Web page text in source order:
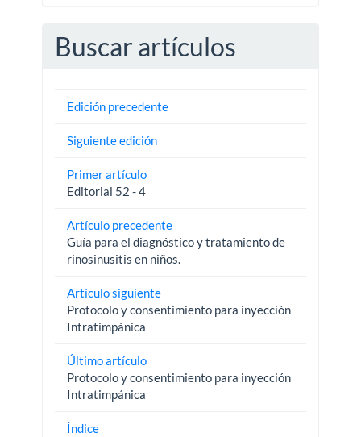
Buscar artículos
Edición precedente
Siguiente edición
Primer artículo
Editorial 52 - 4
Artículo precedente
Guía para el diagnóstico y tratamiento de
rinosinusitis en niños.
Artículo siguiente
Protocolo y consentimiento para inyección
Intratimpánica
Último artículo
Protocolo y consentimiento para inyección
Intratimpánica
Índice